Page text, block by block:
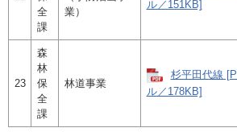
全
課
業）
ル／151KB]
23
森
林
保
全
課
林道事業
杉平田代線
ル／178KB]